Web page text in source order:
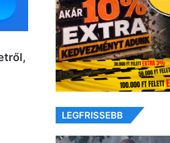
LEGFRISSEBB